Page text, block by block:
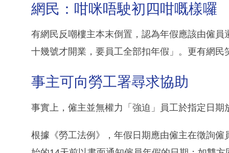
網民：咁咪唔駛初四咁嘅樣囉
有網民反嘲樓主本末倒置，認為年假應該由僱
十幾號才開業，要員工全部扣年假」。更有網
事主可向勞工署尋求協助
事實上，僱主並無權力「強迫」員工於指定日
根據《勞工法例》，年假日期應由僱主在徵詢